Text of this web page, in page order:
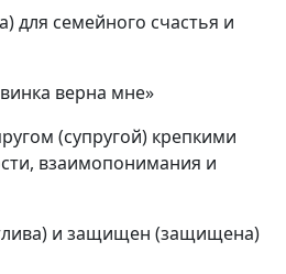
для семейного счастья и
верна мне»
(супругой) крепкими
взаимопонимания и
и защищен (защищена)